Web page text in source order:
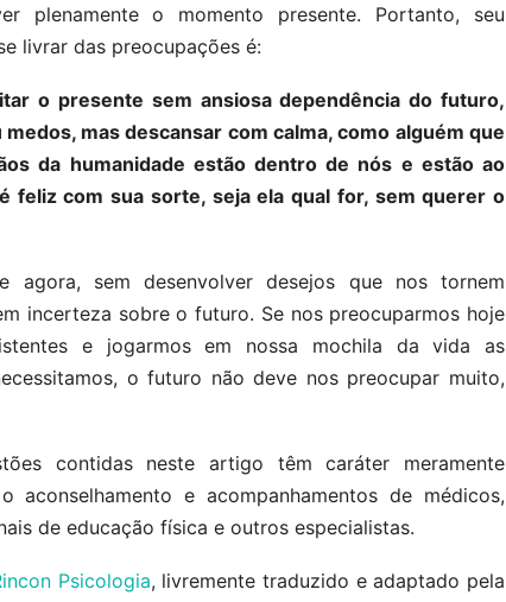
plenamente o momento presente. Portanto, seu
livrar das preocupações é:
o presente sem ansiosa dependência do futuro,
mas descansar com calma, como alguém que
da humanidade estão dentro de nós e estão ao
feliz com sua sorte, seja ela qual for, sem querer o
sem desenvolver desejos que nos tornem
incerteza sobre o futuro. Se nos preocuparmos hoje
e jogarmos em nossa mochila da vida as
o futuro não deve nos preocupar muito,
contidas neste artigo têm caráter meramente
aconselhamento e acompanhamentos de médicos,
de educação física e outros especialistas.
Psicologia, livremente traduzido e adaptado pela